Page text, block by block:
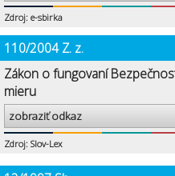
Zdroj: e-sbirka
110/2004 Z. z.
Zákon o fungovaní
mieru
zobraziť odkaz
Zdroj: Slov-Lex